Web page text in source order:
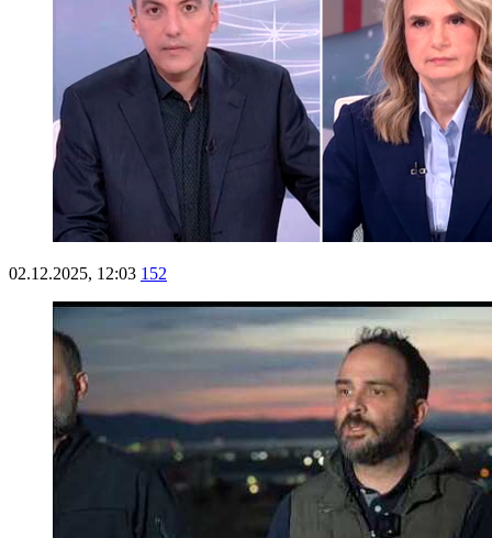
02.12.2025, 12:03 152